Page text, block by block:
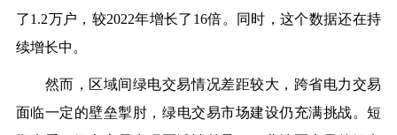
了1.2万户，较2022年增长了 16倍。同时，这个数据还在持
续增长中。
然而，区域间绿电交易情况差距较大，跨省电力交易
面临一定的壁垒掣肘， 绿电交易市场建设仍充满挑战。短